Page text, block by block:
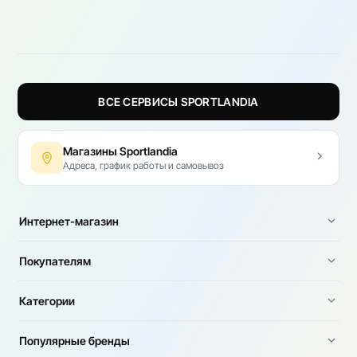
ВСЕ СЕРВИСЫ SPORTLANDIA
Магазины Sportlandia
Адреса, график работы и самовывоз
Интернет-магазин
Покупателям
Категории
Популярные бренды